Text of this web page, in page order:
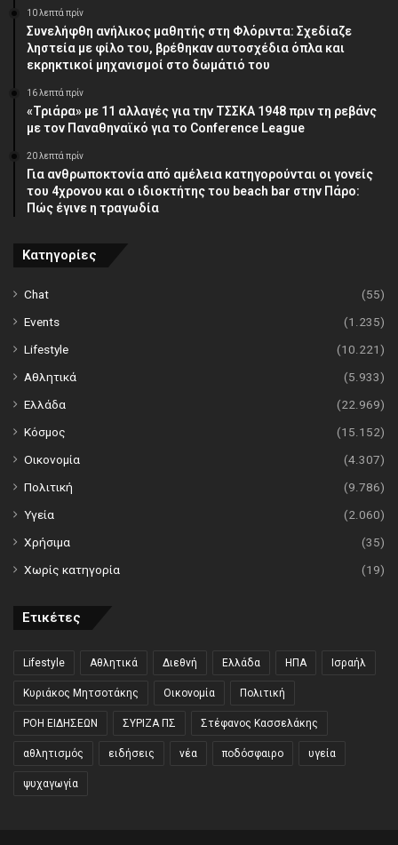
10 λεπτά πρίν
Συνελήφθη ανήλικος μαθητής στη Φλόριντα: Σχεδίαζε
ληστεία με φίλο του, βρέθηκαν αυτοσχέδια όπλα και
εκρηκτικοί μηχανισμοί στο δωμάτιό του
16 λεπτά πρίν
«Τριάρα» με 11 αλλαγές για την ΤΣΣΚΑ 1948 πριν τη ρεβάνς
με τον Παναθηναϊκό για το Conference League
20 λεπτά πρίν
Για ανθρωποκτονία από αμέλεια κατηγορούνται οι γονείς
του 4χρονου και ο ιδιοκτήτης του beach bar στην Πάρο:
Πώς έγινε η τραγωδία
Κατηγορίες
Chat
(55)
Events
(1.235)
Lifestyle
(10.221)
Αθλητικά
(5.933)
Ελλάδα
(22.969)
Κόσμος
(15.152)
Οικονομία
(4.307)
Πολιτική
(9.786)
Υγεία
(2.060)
Χρήσιμα
(35)
Χωρίς κατηγορία
(19)
Ετικέτες
Lifestyle Αθλητικά Διεθνή Ελλάδα ΗΠΑ Ισραήλ
Κυριάκος Μητσοτάκης Οικονομία Πολιτική
ΡΟΗ ΕΙΔΗΣΕΩΝ ΣΥΡΙΖΑ ΠΣ Στέφανος Κασσελάκης
αθλητισμός ειδήσεις νέα ποδόσφαιρο υγεία
ψυχαγωγία